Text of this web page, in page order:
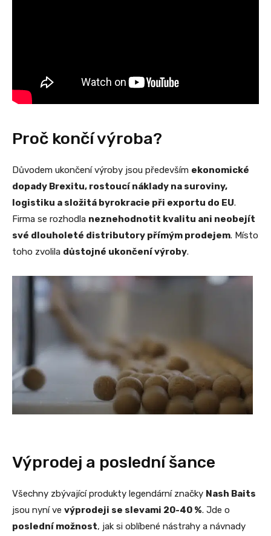
Proč končí výroba?
Důvodem ukončení výroby jsou především ekonomické
dopady Brexitu, rostoucí náklady na suroviny,
logistiku a složitá byrokracie při exportu do EU.
Firma se rozhodla neznehodnotit kvalitu ani neobejít
své dlouholeté distributory přímým prodejem. Místo
toho zvolila důstojné ukončení výroby.
Výprodej a poslední šance
Všechny zbývající produkty legendární značky Nash Baits
jsou nyní ve výprodeji se slevami 20-40 %. Jde o
poslední možnost, jak si oblíbené nástrahy a návnady